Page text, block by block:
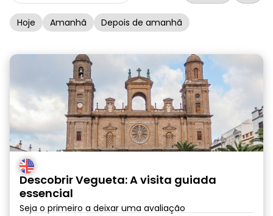
Hoje Amanhã Depois de amanhã
Descobrir Vegueta: A visita guiada
essencial
Seja o primeiro a deixar uma avaliação